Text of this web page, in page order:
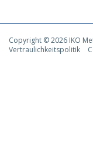
Copyright © 2026 IKO
Vertraulichkeitspolitik